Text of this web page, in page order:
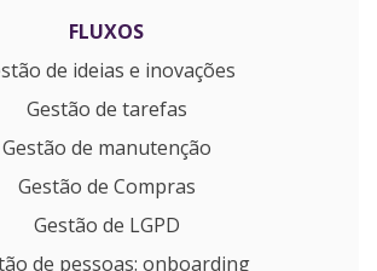
FLUXOS
de ideias e inovações
Gestão de tarefas
Gestão de manutenção
Gestão de Compras
Gestão de LGPD
de pessoas: onboarding